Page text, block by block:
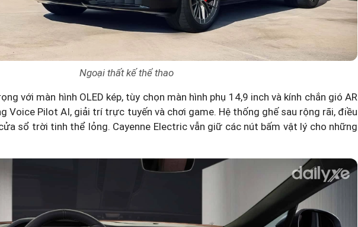
Ngoại thất kế thể thao
với màn hình OLED kép, tùy chọn màn hình phụ 14,9 inch và kính chắn gió AR
Voice Pilot AI, giải trí trực tuyến và chơi game. Hệ thống ghế sau rộng rãi, điều
sổ trời tinh thể lỏng. Cayenne Electric vẫn giữ các nút bấm vật lý cho những